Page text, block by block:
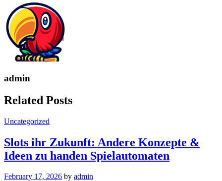
admin
Related Posts
Uncategorized
Slots ihr Zukunft: Andere Konzepte &
Ideen zu handen Spielautomaten
February 17, 2026 by admin